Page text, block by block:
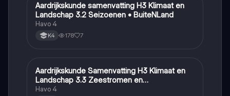
Aardrijkskunde
Aardrijkskunde samenvatting H3 Klimaat en
Landschap 3.2 Seizoenen • BuiteNLand
Havo 4
K4 178 7
Aardrijkskunde
Aardrijkskunde Samenvatting H3 Klimaat en
Landschap 3.3 Zeestromen en
Klimaatgebieden • BuiteNLand
Havo 4